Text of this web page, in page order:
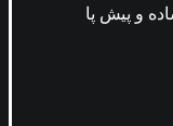
و پیش‌ پا